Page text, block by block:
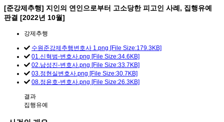
[준강제추행] 지인의 연인으로부터 고소당한 피고인 사례, 집행유예
판결 [2022년 10월]
강제추행
수원준강제추행변호사 1.png [File Size:179.3KB]
01.신혁범-변호사.png [File Size:34.6KB]
02.남성진-변호사.png [File Size:33.7KB]
03.정현실변호사.png [File Size:30.7KB]
08.정윤호-변호사.png [File Size:26.3KB]
결과
집행유예